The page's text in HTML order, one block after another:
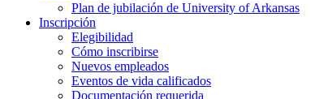
Plan de jubilación de University of Arkansas
Inscripción
Elegibilidad
Cómo inscribirse
Nuevos empleados
Eventos de vida calificados
Documentación requerida